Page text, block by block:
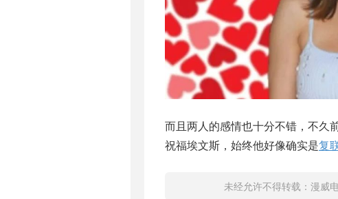
而且两人的感情也十分不错，不久
祝福埃文斯，始终他好像确实是复
未经允许不得转载： 漫威